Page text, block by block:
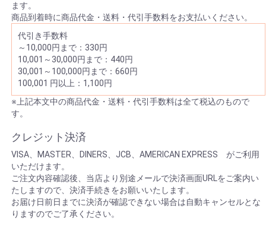
ます。
商品到着時に商品代金・送料・代引手数料をお支払いください。
代引き手数料
～10,000円まで：330円
10,001～30,000円まで：440円
30,001～100,000円まで：660円
100,001 円以上：1,100円
※上記本文中の商品代金・送料・代引手数料は全て税込のもので
す。
クレジット決済
VISA、MASTER、DINERS、JCB、AMERICAN EXPRESS がご利用
いただけます。
ご注文内容確認後、当店より別途メールで決済画面URLをご案内い
たしますので、決済手続きをお願いいたします。
お届け日前日までに決済が確認できない場合は自動キャンセルとな
りますのでご了承ください。